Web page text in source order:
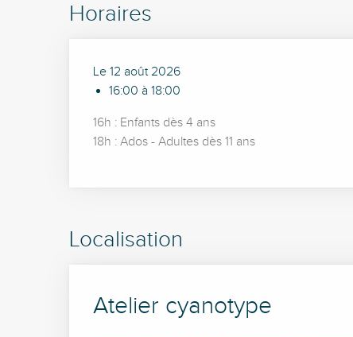
Horaires
Le 12 août 2026
16:00 à 18:00
16h : Enfants dès 4 ans
18h : Ados - Adultes dès 11 ans
Localisation
Atelier cyanotype